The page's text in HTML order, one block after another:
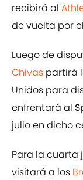
recibirá al
de vuelta por
Luego de
Chivas partirá
Unidos para
enfrentará al
julio en dicho
Para la cuarta
visitará a los